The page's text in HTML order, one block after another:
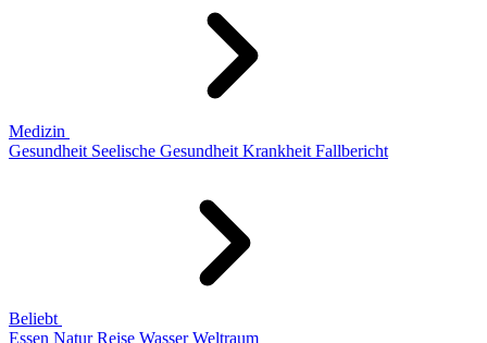
Medizin
Gesundheit Seelische Gesundheit Krankheit Fallbericht
Beliebt
Essen Natur Reise Wasser Weltraum